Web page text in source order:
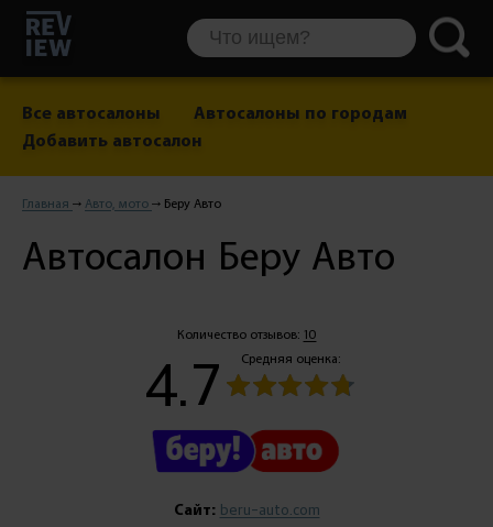
Все автосалоны
Автосалоны по городам
Добавить автосалон
Главная Авто, мото Беру Авто
Автосалон Беру Авто
Количество отзывов: 10
Средняя оценка:
4.7
Сайт: beru-auto.com